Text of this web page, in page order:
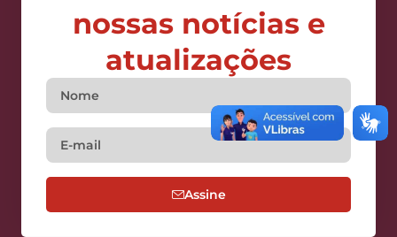
nossas notícias e
atualizações
Assine